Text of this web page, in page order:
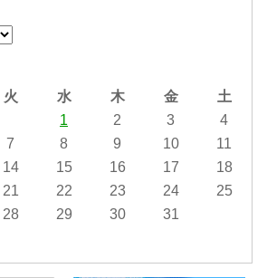
火 水 木 金
土
1
2 3
4
7 8 9 10
11
14 15 16 17
18
21 22 23 24
25
28 29 30
31